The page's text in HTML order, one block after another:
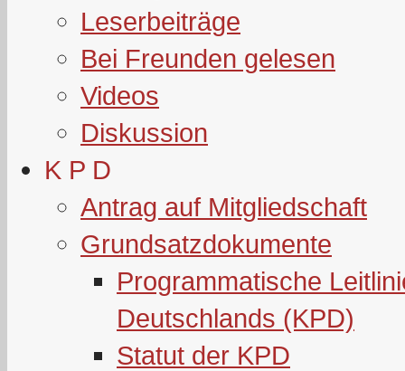
Leserbeiträge
Bei Freunden gelesen
Videos
Diskussion
K P D
Antrag auf Mitgliedschaft
Grundsatzdokumente
Programmatische
Deutschlands (KPD)
Statut der KPD